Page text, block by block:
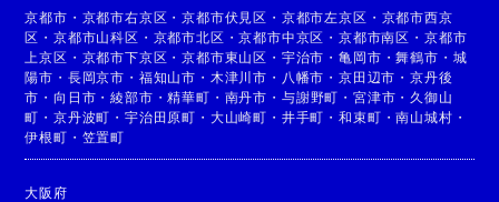
京都市 ・ 京都市右京区 ・京都市伏見区 ・ 京都市左京区 ・ 京都市西京
区 ・京都市山科区 ・ 京都市北区 ・京都市中京区 ・京都市南区 ・ 京都市
上京区 ・ 京都市下京区 ・京都市東山区 ・ 宇治市 ・亀岡市 ・舞鶴市 ・ 城
陽市 ・ 長岡京市 ・ 福知山市 ・ 木津川市 ・ 八幡市 ・京田辺市 ・京丹後
市 ・向日市 ・綾部市 ・精華町 ・ 南丹市 ・ 与謝野町 ・ 宮津市 ・ 久御山
町 ・京丹波町 ・宇治田原町 ・ 大山崎町 ・ 井手町 ・和束町 ・南山城村 ・
伊根町 ・ 笠置町
大阪府